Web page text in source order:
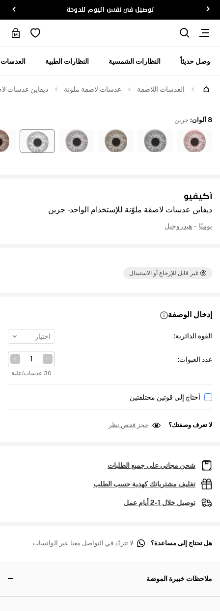
توصيل في نفس اليوم للدوحة
وصل حديثاً النظارات الشمسية النظارات الطبية
العدسات اللاصقة عدسات لاصقة ملونة ديفاين عدسات
أكيفيو
ديفاين عدسات لاصقة ملوّنة للإستخدام الواحد - جرين
يوميًا - هيدروجيل
غير قابل للإرجاع أو الاستبدال
8 ألوان : جرين
إدخال الوصفة
القوة الدائرية: اختيار
عدد العبوات:
30 عدسات/علبة
أحتاج إلى قوتين مختلفتين
لا تعرف وصفتك؟ حجز فحص نظر
شحن مجاني على جميع الطلبات
تغليف مشترياتك كهدية حسب الطلب
توصيل خلال 1-2 أيام عمل
هل تحتاج إلى مساعدة؟ لا تتردّد في التواصل معنا عبر الواتساب
ملاحظات خبيرة الموضة